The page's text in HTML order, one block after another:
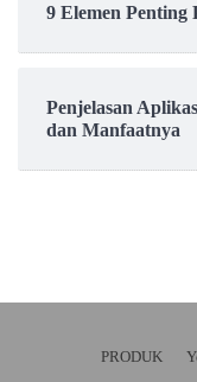
9 Elemen Penting
Penjelasan
dan Manfaatnya
PRODUK